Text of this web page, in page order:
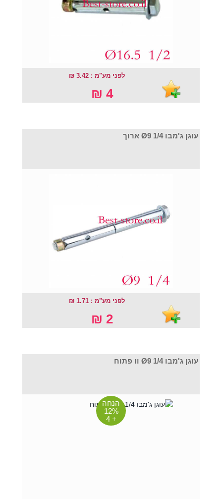
לפני מע"מ : 3.42 ₪
4 ₪
עוגן ג'מבו Ø9 1/4 ארוך
לפני מע"מ : 1.71 ₪
2 ₪
עוגן ג'מבו Ø9 1/4 וו פתוח
הנחה
12%
+ 4